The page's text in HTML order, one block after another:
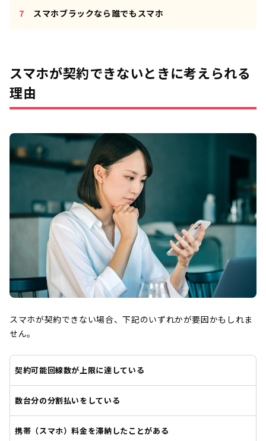
スマホブラックなら誰でもスマホ
スマホが契約できないときに考えられる
理由
スマホが契約できない場合、下記のいずれかが要因かもしれま
せん。
契約可能回線数が上限に達している
数台分の分割払いをしている
携帯（スマホ）料金を滞納したことがある